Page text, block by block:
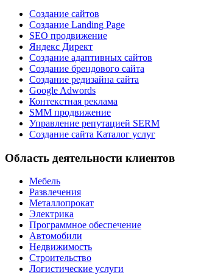
Создание сайтов
Создание Landing Page
SEO продвижение
Яндекс Директ
Создание адаптивных сайтов
Создание брендового сайта
Создание редизайна сайта
Google Adwords
Контекстная реклама
SMM продвижение
Управление репутацией SERM
Создание сайта Каталог услуг
Область деятельности клиентов
Мебель
Развлечения
Металлопрокат
Электрика
Программное обеспечение
Автомобили
Недвижимость
Строительство
Логистические услуги